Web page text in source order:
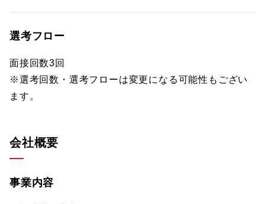
選考フロー
面接回数3回
※選考回数・選考フローは変更になる可能性もござい
ます。
会社概要
事業内容